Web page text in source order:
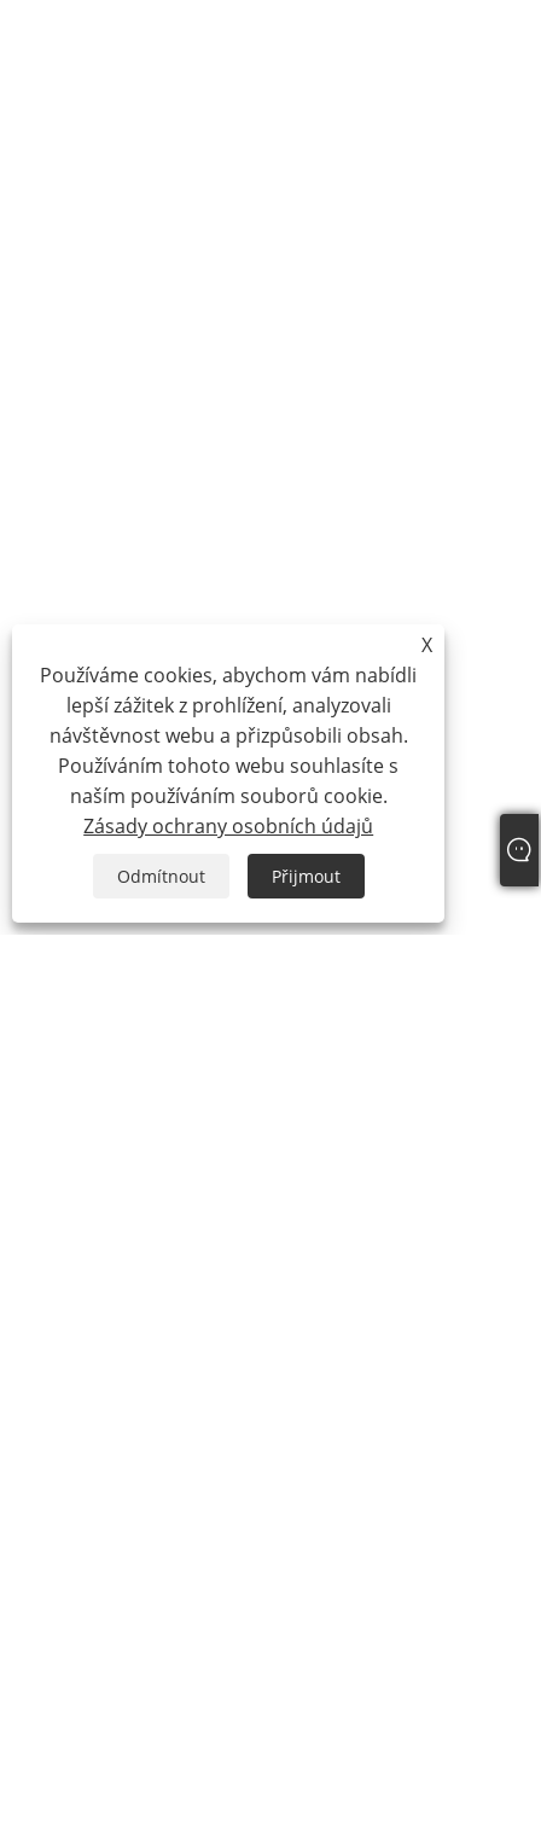
X
Používáme cookies, abychom vám nabídli
lepší zážitek z prohlížení, analyzovali
návštěvnost webu a přizpůsobili obsah.
Používáním tohoto webu souhlasíte s
naším používáním souborů cookie.
Zásady ochrany osobních údajů
Odmítnout Přijmout